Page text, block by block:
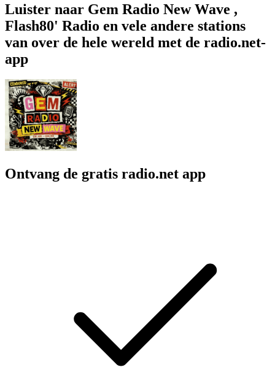
Luister naar Gem Radio New Wave ,
Flash80' Radio en vele andere stations
van over de hele wereld met de radio.net-
app
Ontvang de gratis radio.net app